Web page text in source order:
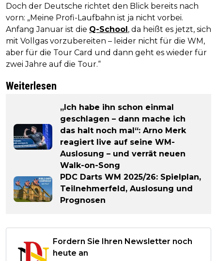
Doch der Deutsche richtet den Blick bereits nach
vorn: „Meine Profi-Laufbahn ist ja nicht vorbei.
Anfang Januar ist die Q-School , da heißt es jetzt, sich
mit Vollgas vorzubereiten – leider nicht für die WM,
aber für die Tour Card und dann geht es wieder für
zwei Jahre auf die Tour.“
Weiterlesen
„Ich habe ihn schon einmal
geschlagen – dann mache ich
das halt noch mal“: Arno Merk
reagiert live auf seine WM-
Auslosung – und verrät neuen
Walk-on-Song
PDC Darts WM 2025/26: Spielplan,
Teilnehmerfeld, Auslosung und
Prognosen
Fordern Sie Ihren Newsletter noch
heute an